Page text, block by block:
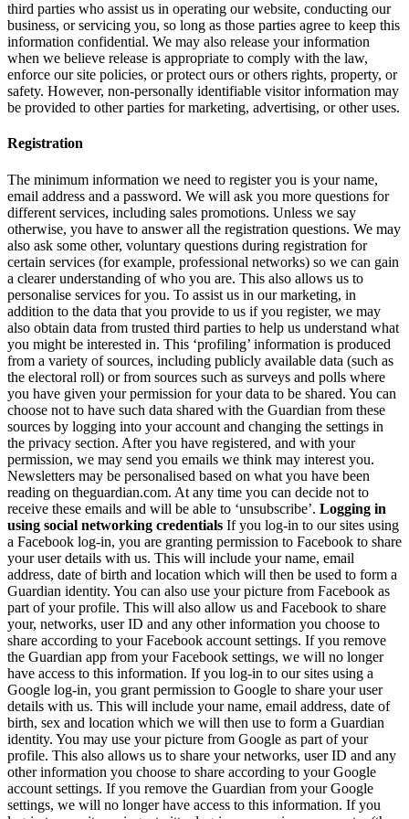
third parties who assist us in operating our website, conducting our
business, or servicing you, so long as those parties agree to keep this
information confidential. We may also release your information
when we believe release is appropriate to comply with the law,
enforce our site policies, or protect ours or others rights, property, or
safety. However, non-personally identifiable visitor information may
be provided to other parties for marketing, advertising, or other uses.
Registration
The minimum information we need to register you is your name,
email address and a password. We will ask you more questions for
different services, including sales promotions. Unless we say
otherwise, you have to answer all the registration questions. We may
also ask some other, voluntary questions during registration for
certain services (for example, professional networks) so we can gain
a clearer understanding of who you are. This also allows us to
personalise services for you. To assist us in our marketing, in
addition to the data that you provide to us if you register, we may
also obtain data from trusted third parties to help us understand what
you might be interested in. This ‘profiling’ information is produced
from a variety of sources, including publicly available data (such as
the electoral roll) or from sources such as surveys and polls where
you have given your permission for your data to be shared. You can
choose not to have such data shared with the Guardian from these
sources by logging into your account and changing the settings in
the privacy section. After you have registered, and with your
permission, we may send you emails we think may interest you.
Newsletters may be personalised based on what you have been
reading on theguardian.com. At any time you can decide not to
receive these emails and will be able to ‘unsubscribe’. Logging in
using social networking credentials If you log-in to our sites using
a Facebook log-in, you are granting permission to Facebook to share
your user details with us. This will include your name, email
address, date of birth and location which will then be used to form a
Guardian identity. You can also use your picture from Facebook as
part of your profile. This will also allow us and Facebook to share
your, networks, user ID and any other information you choose to
share according to your Facebook account settings. If you remove
the Guardian app from your Facebook settings, we will no longer
have access to this information. If you log-in to our sites using a
Google log-in, you grant permission to Google to share your user
details with us. This will include your name, email address, date of
birth, sex and location which we will then use to form a Guardian
identity. You may use your picture from Google as part of your
profile. This also allows us to share your networks, user ID and any
other information you choose to share according to your Google
account settings. If you remove the Guardian from your Google
settings, we will no longer have access to this information. If you